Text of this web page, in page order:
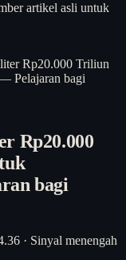
artikel asli untuk
Rp20.000 Triliun
Pelajaran bagi
Rp20.000
bagi
· Sinyal menengah